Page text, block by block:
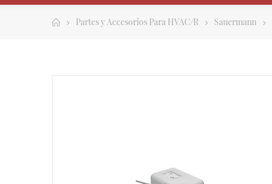
Partes y Accesorios Para HVAC/R Sauermann